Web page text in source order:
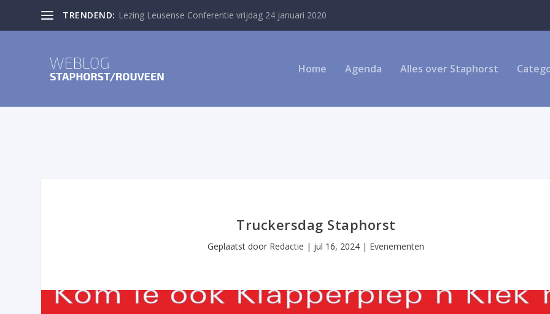
TRENDEND: Lezing Leusense Conferentie vrijdag 24 januari 2020
Home Agenda Alles over Staphorst
Truckersdag Staphorst
Geplaatst door Redactie | jul 16, 2024 | Evenementen